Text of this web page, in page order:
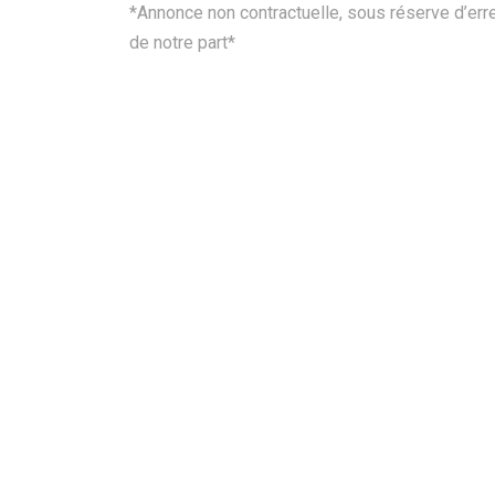
*Annonce non contractuelle, sous réserve
de notre part*